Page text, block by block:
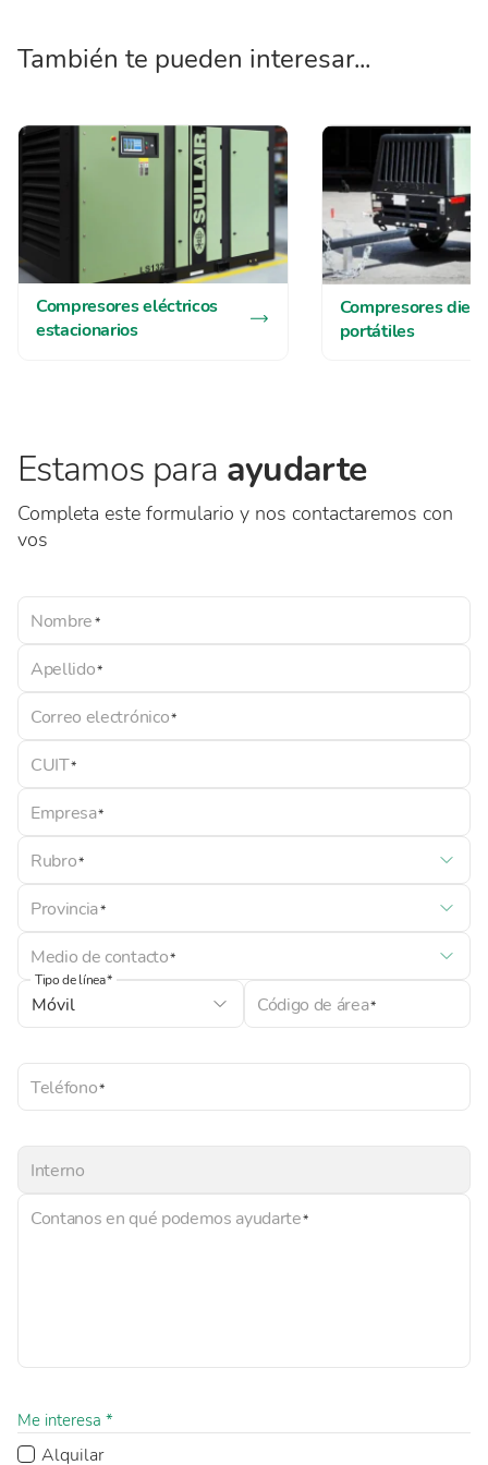
También te pueden interesar...
Compresores eléctricos
estacionarios
Compresores
portátiles
Estamos para ayudarte
Completa este formulario y nos contactaremos con
vos
Nombre
Apellido
Correo electrónico
CUIT
Empresa
Rubro
Provincia
Medio de contacto
Tipo de línea
Código de área
Interno
Teléfono
Contanos en qué podemos ayudarte
Me interesa *
Alquilar